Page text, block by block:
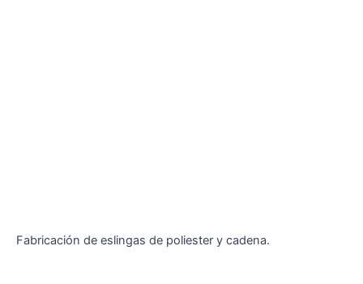
Fabricación de eslingas de poliester y cadena.